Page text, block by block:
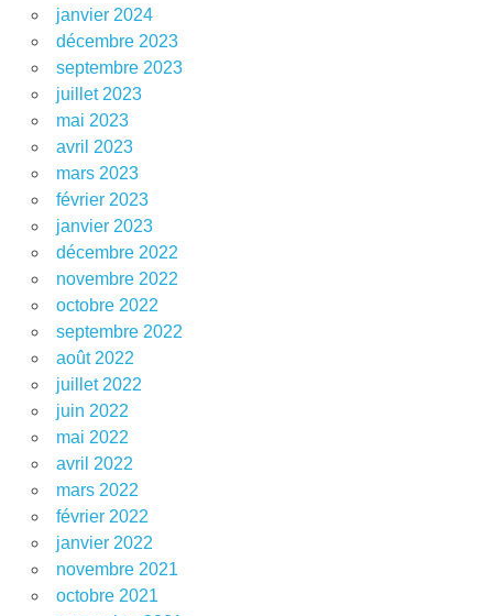
janvier 2024
décembre 2023
septembre 2023
juillet 2023
mai 2023
avril 2023
mars 2023
février 2023
janvier 2023
décembre 2022
novembre 2022
octobre 2022
septembre 2022
août 2022
juillet 2022
juin 2022
mai 2022
avril 2022
mars 2022
février 2022
janvier 2022
novembre 2021
octobre 2021